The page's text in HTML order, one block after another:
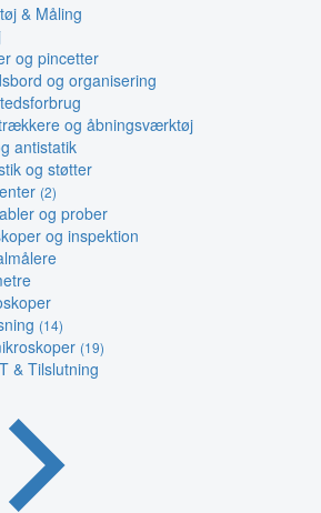
& Måling
og pincetter
og organisering
og åbningsværktøj
antistatik
og støtter
(2)
og prober
og inspektion
(14)
(19)
& Tilslutning